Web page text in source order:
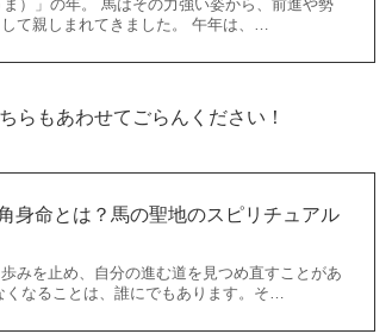
）」の年。 馬はその力強い姿から、前進や勢
て親しまれてきました。 午年は、…
らもあわせてごらんください！
身命とは？馬の聖地のスピリチュアル
みを止め、自分の進む道を見つめ直すことがあ
なることは、誰にでもあります。そ…